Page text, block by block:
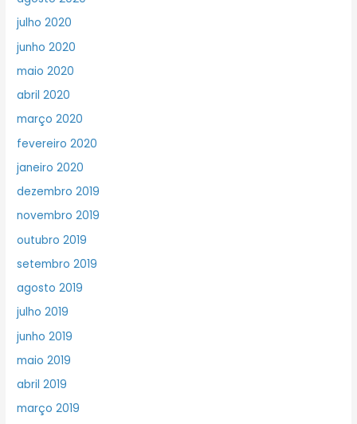
julho 2020
junho 2020
maio 2020
abril 2020
março 2020
fevereiro 2020
janeiro 2020
dezembro 2019
novembro 2019
outubro 2019
setembro 2019
agosto 2019
julho 2019
junho 2019
maio 2019
abril 2019
março 2019